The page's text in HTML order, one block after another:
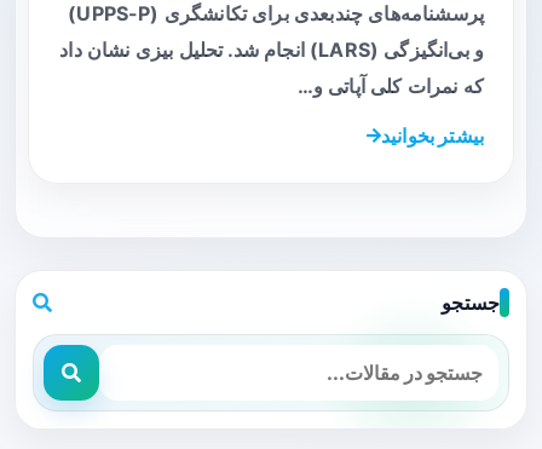
پرسشنامه‌های چندبعدی برای تکانشگری (UPPS-P)
و بی‌انگیزگی (LARS) انجام شد. تحلیل بیزی نشان داد
که نمرات کلی آپاتی و…
بیشتر بخوانید
جستجو